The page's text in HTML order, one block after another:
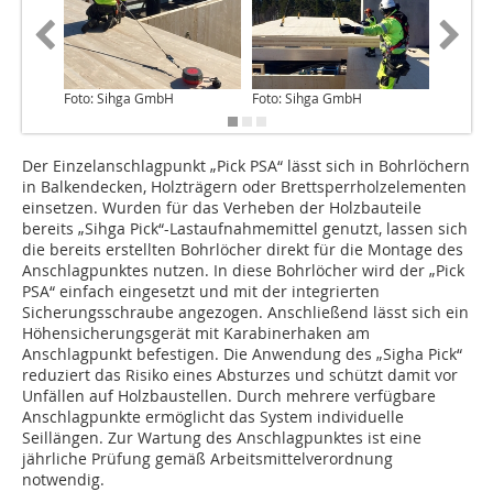
Foto: Sihga GmbH Foto: Sihga GmbH
Der Einzelanschlagpunkt „Pick PSA“ lässt sich in Bohrlöchern
in Balkendecken, Holzträgern oder Brettsperrholzelementen
einsetzen. Wurden für das Verheben der Holzbauteile
bereits „Sihga Pick“-Lastaufnahmemittel genutzt, lassen sich
die bereits erstellten Bohrlöcher direkt für die Montage des
Anschlagpunktes nutzen. In diese Bohrlöcher wird der „Pick
PSA“ einfach eingesetzt und mit der integrierten
Sicherungsschraube angezogen. Anschließend lässt sich ein
Höhensicherungsgerät mit Karabinerhaken am
Anschlagpunkt befestigen. Die Anwendung des „Sigha Pick“
reduziert das Risiko eines Absturzes und schützt damit vor
Unfällen auf Holzbaustellen. Durch mehrere verfügbare
Anschlagpunkte ermöglicht das System individuelle
Seillängen. Zur Wartung des Anschlagpunktes ist eine
jährliche Prüfung gemäß Arbeitsmittelverordnung
notwendig.